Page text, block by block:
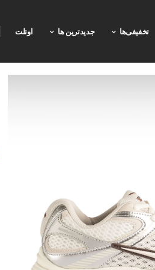
تخفیفی‌ها جدیدترین ها اوتلت